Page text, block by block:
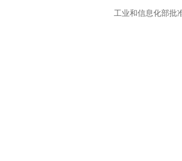
工业和信息化部批